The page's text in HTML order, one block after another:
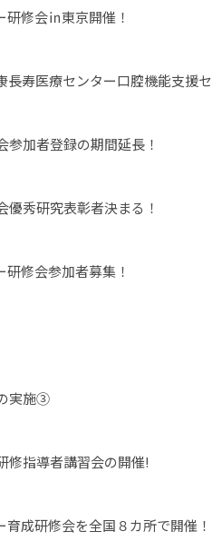
修会㏌東京開催！
寿医療センター口腔機能支援
加者登録の期間延長！
秀研究表彰者決まる！
修会参加者募集！
実施③
修指導者講習会の開催!
成研修会を全国８カ所で開催！